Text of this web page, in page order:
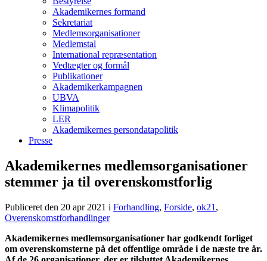
Akademikernes formand
Sekretariat
Medlemsorganisationer
Medlemstal
International repræsentation
Vedtægter og formål
Publikationer
Akademikerkampagnen
UBVA
Klimapolitik
LER
Akademikernes persondatapolitik
Presse
Akademikernes medlemsorganisationer
stemmer ja til overenskomstforlig
Publiceret den 20 apr 2021 i Forhandling, Forside, ok21 ,
Overenskomstforhandlinger
Akademikernes medlemsorganisationer har godkendt forliget
om overenskomsterne på det offentlige område i de næste tre år.